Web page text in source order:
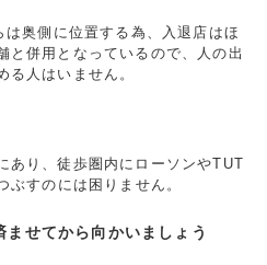
奥側に位置する為、入退店はほ
と併用となっているので、人の出
る人はいません。
あり、徒歩圏内にローソンやTUT
すのには困りません。
せてから向かいましょう